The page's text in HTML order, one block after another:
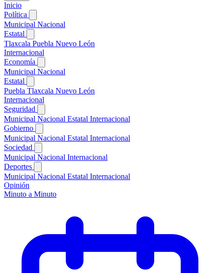
Inicio
Política
Municipal Nacional
Estatal
Tlaxcala Puebla Nuevo León
Internacional
Economía
Municipal Nacional
Estatal
Puebla Tlaxcala Nuevo León
Internacional
Seguridad
Municipal Nacional Estatal Internacional
Gobierno
Municipal Nacional Estatal Internacional
Sociedad
Municipal Nacional Internacional
Deportes
Municipal Nacional Estatal Internacional
Opinión
Minuto a Minuto